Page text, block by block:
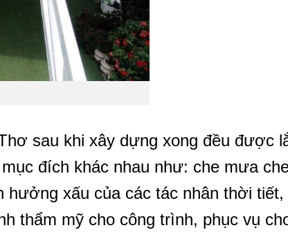
sau khi xây dựng xong đều được
đích khác nhau như: che mưa
hưởng xấu của các tác nhân thời tiết,
thẩm mỹ cho công trình, phục vụ